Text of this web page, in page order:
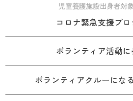
児童養護施設出身者対
コロナ緊急支援プロ
ボランティア活動に
ボランティアクルーにな